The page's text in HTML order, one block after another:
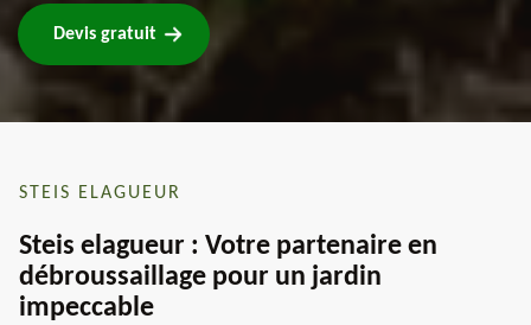
Devis gratuit
STEIS ELAGUEUR
Steis elagueur : Votre partenaire en
débroussaillage pour un jardin
impeccable